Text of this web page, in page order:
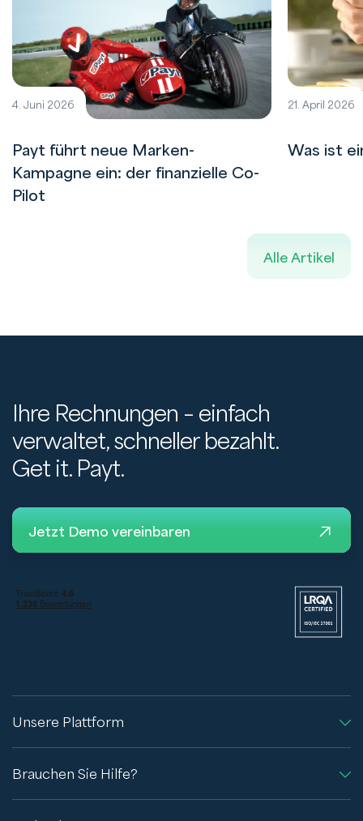
4. Juni 2026
Payt führt neue Marken-
Kampagne ein: der finanzielle Co-
Pilot
21. April 2026
Was ist
Alle Artikel
Ihre Rechnungen – einfach
verwaltet, schneller bezahlt.
Get it. Payt.
Jetzt Demo vereinbaren
Unsere Plattform
Brauchen Sie Hilfe?